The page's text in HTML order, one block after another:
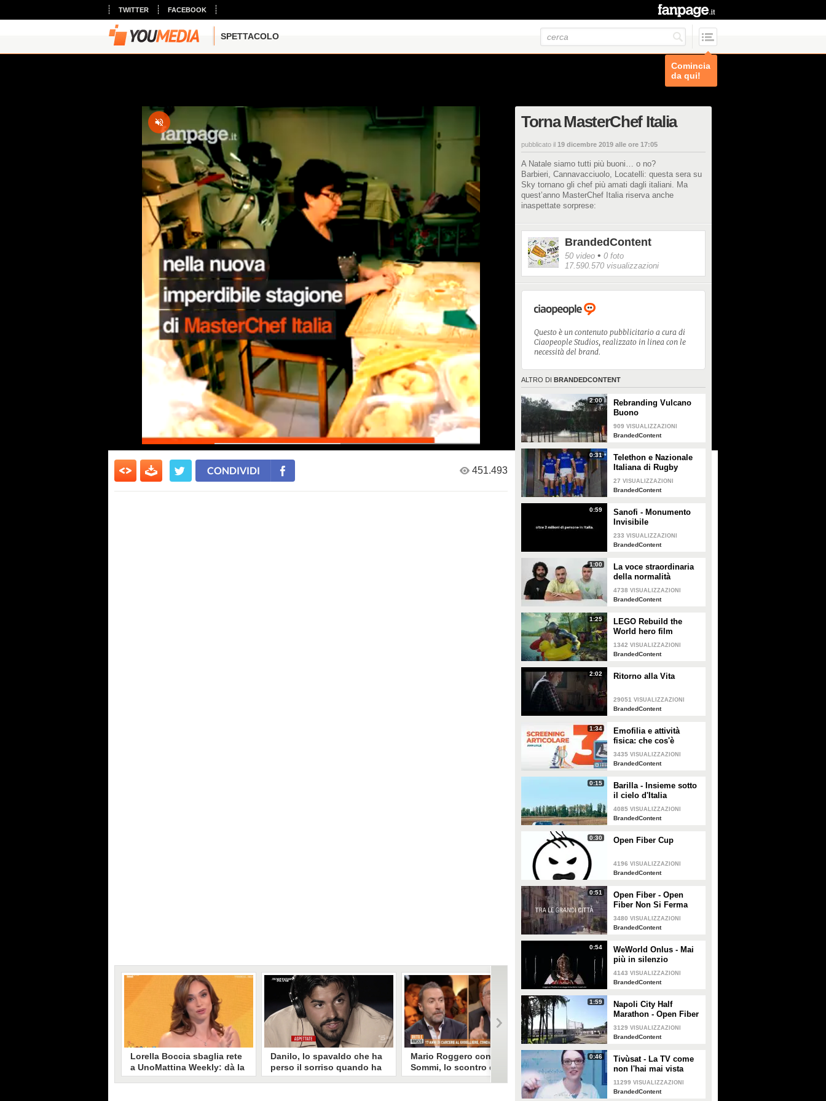
TWITTER FACEBOOK
SPETTACOLO
Comincia
da qui!
Torna MasterChef Italia
pubblicato il 19 dicembre 2019 alle ore 17:05
A Natale siamo tutti più buoni… o no?
Barbieri, Cannavacciuolo, Locatelli: questa sera su
Sky tornano gli chef più amati dagli italiani. Ma
quest’anno MasterChef Italia riserva anche
inaspettate sorprese:
BrandedContent
50 video • 0 foto
17.590.570 visualizzazioni
Questo è un contenuto pubblicitario a cura di
Ciaopeople Studios, realizzato in linea con le
necessità del brand.
ALTRO DI BRANDEDCONTENT
2:00
Rebranding Vulcano
Buono
909 VISUALIZZAZIONI
BrandedContent
0:31
Telethon e Nazionale
Italiana di Rugby
27 VISUALIZZAZIONI
BrandedContent
0:59
Sanofi - Monumento
Invisibile
233 VISUALIZZAZIONI
BrandedContent
1:00
La voce straordinaria
della normalità
4738 VISUALIZZAZIONI
BrandedContent
1:25
LEGO Rebuild the
World hero film
1342 VISUALIZZAZIONI
BrandedContent
2:02 Ritorno alla Vita
29051 VISUALIZZAZIONI
BrandedContent
1:34
Emofilia e attività
fisica: che cos'è
cambiato dall'inizio
della pandemia?
3435 VISUALIZZAZIONI
BrandedContent
0:15
Barilla - Insieme sotto
il cielo d'Italia
4085 VISUALIZZAZIONI
BrandedContent
0:30 Open Fiber Cup
4196 VISUALIZZAZIONI
BrandedContent
0:51
Open Fiber - Open
Fiber Non Si Ferma
3480 VISUALIZZAZIONI
BrandedContent
0:54
WeWorld Onlus - Mai
più in silenzio
4143 VISUALIZZAZIONI
BrandedContent
1:59
Napoli City Half
Marathon - Open Fiber
3129 VISUALIZZAZIONI
BrandedContent
0:46
Tivùsat - La TV come
non l'hai mai vista
11299 VISUALIZZAZIONI
BrandedContent
CONDIVIDI 451.493
Lorella Boccia sbaglia rete
a UnoMattina Weekly: dà la
linea al Tg5 invece che al
Danilo, lo spavaldo che ha
perso il sorriso quando ha
scoperto la gelosia a
Mario Roggero contro Luca
Sommi, lo scontro del 2023
torna virale: "Lo
Gaia sulla storia di Elodie e
Franceska: "Folle venga
strumentalizzata, non
capisco come l'amore
Temptation Island, la sesta